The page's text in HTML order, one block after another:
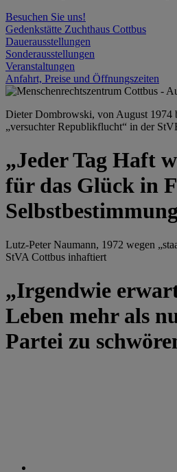
Besuchen Sie uns!
Gedenkstätte Zuchthaus Cottbus
Dauerausstellungen
Sonderausstellungen
Veranstaltungen
Anfahrt, Preise und Öffnungszeiten
Dieter Dombrowski, von August 1974
„versuchter Republikflucht“ in der
„Jeder Tag Haft
für das Glück in
Lutz-Peter Naumann, 1972 wegen
StVA Cottbus inhaftiert
„Irgendwie
Leben mehr als
Partei zu